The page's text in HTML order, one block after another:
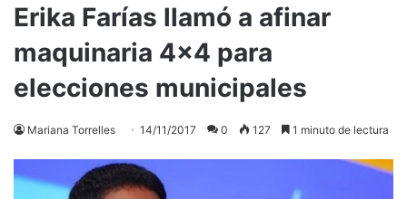
Erika Farías llamó a afinar
maquinaria 4×4 para
elecciones municipales
Mariana Torrelles 14/11/2017 0 127 1 minuto de lectura